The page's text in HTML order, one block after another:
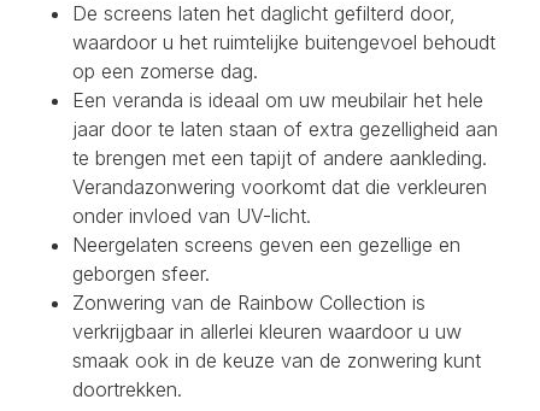
De screens laten het daglicht gefilterd door,
waardoor u het ruimtelijke buitengevoel behoudt
op een zomerse dag.
Een veranda is ideaal om uw meubilair het hele
jaar door te laten staan of extra gezelligheid aan
te brengen met een tapijt of andere aankleding.
Verandazonwering voorkomt dat die verkleuren
onder invloed van UV-licht.
Neergelaten screens geven een gezellige en
geborgen sfeer.
Zonwering van de Rainbow Collection is
verkrijgbaar in allerlei kleuren waardoor u uw
smaak ook in de keuze van de zonwering kunt
doortrekken.